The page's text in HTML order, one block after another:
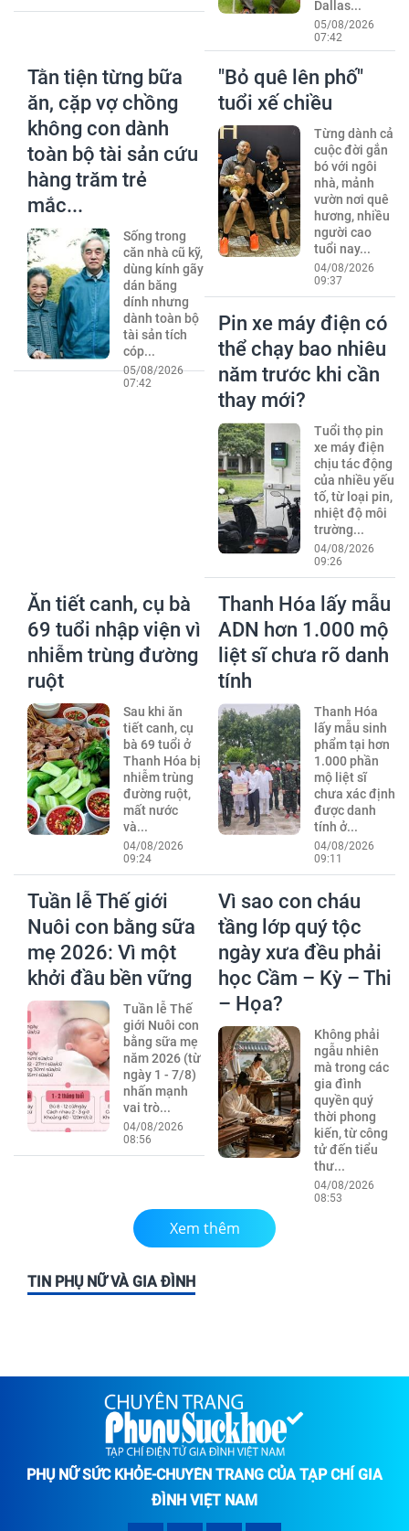
Dallas...
05/08/2026
07:42
Tằn tiện từng bữa
ăn, cặp vợ chồng
không con dành
toàn bộ tài sản cứu
hàng trăm trẻ
mắc...
Sống trong
căn nhà cũ kỹ,
dùng kính gãy
dán băng
dính nhưng
dành toàn bộ
tài sản tích
cóp...
05/08/2026
07:42
"Bỏ quê lên phố"
tuổi xế chiều
Từng dành cả
cuộc đời gắn
bó với ngôi
nhà, mảnh
vườn nơi quê
hương, nhiều
người cao
tuổi nay...
04/08/2026
09:37
Pin xe máy điện có
thể chạy bao nhiêu
năm trước khi cần
thay mới?
Tuổi thọ pin
xe máy điện
chịu tác động
của nhiều yếu
tố, từ loại pin,
nhiệt độ môi
trường...
04/08/2026
09:26
Ăn tiết canh, cụ bà
69 tuổi nhập viện vì
nhiễm trùng đường
ruột
Sau khi ăn
tiết canh, cụ
bà 69 tuổi ở
Thanh Hóa bị
nhiễm trùng
đường ruột,
mất nước
và...
04/08/2026
09:24
Thanh Hóa lấy mẫu
ADN hơn 1.000 mộ
liệt sĩ chưa rõ danh
tính
Thanh Hóa
lấy mẫu sinh
phẩm tại hơn
1.000 phần
mộ liệt sĩ
chưa xác định
được danh
tính ở...
04/08/2026
09:11
Tuần lễ Thế giới
Nuôi con bằng sữa
mẹ 2026: Vì một
khởi đầu bền vững
Tuần lễ Thế
giới Nuôi con
bằng sữa mẹ
năm 2026 (từ
ngày 1 - 7/8)
nhấn mạnh
vai trò...
04/08/2026
08:56
Vì sao con cháu
tầng lớp quý tộc
ngày xưa đều phải
học Cầm – Kỳ – Thi
– Họa?
Không phải
ngẫu nhiên
mà trong các
gia đình
quyền quý
thời phong
kiến, từ công
tử đến tiểu
thư...
04/08/2026
08:53
Xem thêm
TIN PHỤ NỮ VÀ GIA ĐÌNH
PHỤ NỮ SỨC KHỎE-CHUYÊN TRANG CỦA TẠP CHÍ GIA
ĐÌNH VIỆT NAM